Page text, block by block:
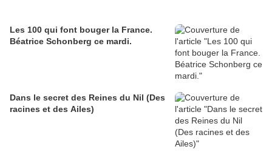
Les 100 qui font bouger la France.
Béatrice Schonberg ce mardi.
Dans le secret des Reines du Nil (Des
racines et des Ailes)